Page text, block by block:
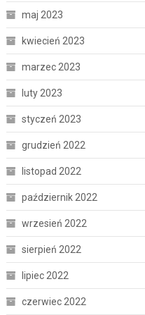
maj 2023
kwiecień 2023
marzec 2023
luty 2023
styczeń 2023
grudzień 2022
listopad 2022
październik 2022
wrzesień 2022
sierpień 2022
lipiec 2022
czerwiec 2022